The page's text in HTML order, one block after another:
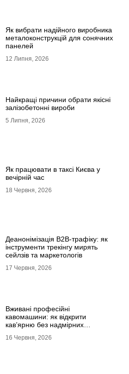
Як вибрати надійного виробника
металоконструкцій для сонячних
панелей
12 Липня, 2026
Найкращі причини обрати якісні
залізобетонні вироби
5 Липня, 2026
Як працювати в таксі Києва у
вечірній час
18 Червня, 2026
Деанонімізація B2B-трафіку: як
інструменти трекінгу мирять
сейлзів та маркетологів
17 Червня, 2026
Вживані професійні
кавомашини: як відкрити
кав’ярню без надмірних
16 Червня, 2026